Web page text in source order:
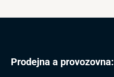
Prodejna a provozovna: